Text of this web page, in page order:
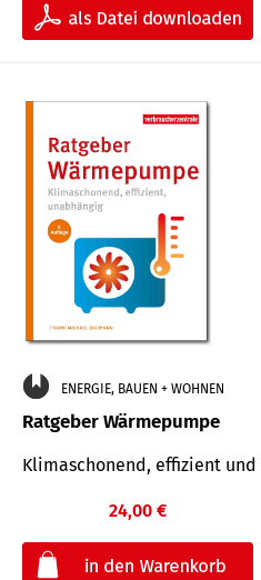
ENERGIE, BAUEN + WOHNEN
Ratgeber Wärmepumpe
Klimaschonend, effizient
24,00 €